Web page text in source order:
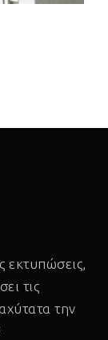
εκτυπώσεις,
τις
την